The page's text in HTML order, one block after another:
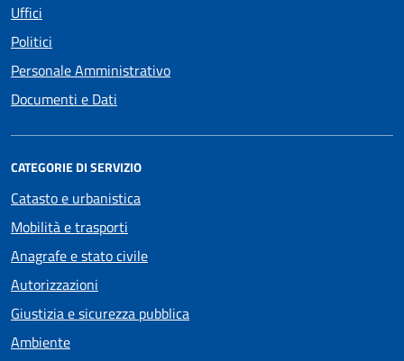
Uffici
Politici
Personale Amministrativo
Documenti e Dati
CATEGORIE DI SERVIZIO
Catasto e urbanistica
Mobilità e trasporti
Anagrafe e stato civile
Autorizzazioni
Giustizia e sicurezza pubblica
Ambiente